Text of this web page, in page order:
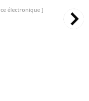
électronique ]